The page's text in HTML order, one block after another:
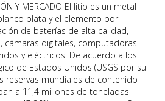
Y MERCADO El litio es un metal
plata y el elemento por
de baterías de alta calidad,
cámaras digitales, computadoras
y eléctricos. De acuerdo a los
de Estados Unidos (USGS por su
reservas mundiales de contenido
a 11,4 millones de toneladas